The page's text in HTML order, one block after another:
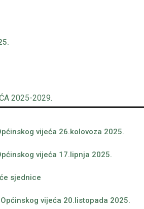
2025-2029.
vijeća 26.kolovoza 2025.
vijeća 17.lipnja 2025.
sjednice
vijeća 20.listopada 2025.